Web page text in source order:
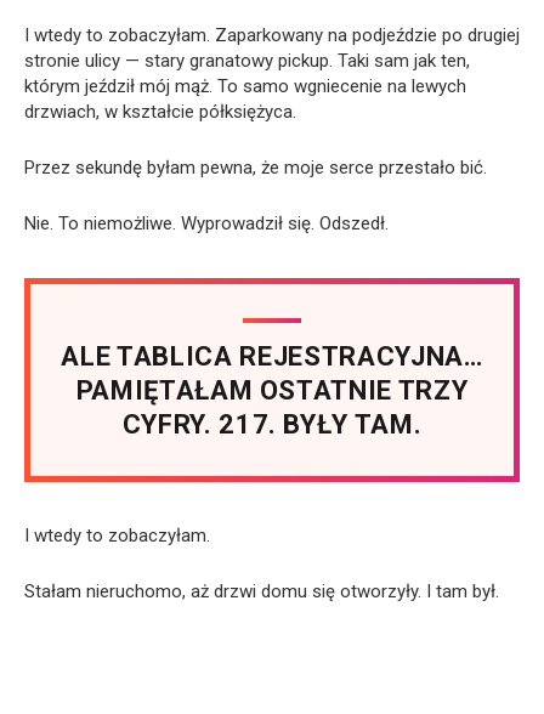
I wtedy to zobaczyłam. Zaparkowany na podjeździe po drugiej
stronie ulicy — stary granatowy pickup. Taki sam jak ten,
którym jeździł mój mąż. To samo wgniecenie na lewych
drzwiach, w kształcie półksiężyca.
Przez sekundę byłam pewna, że moje serce przestało bić.
Nie. To niemożliwe. Wyprowadził się. Odszedł.
ALE TABLICA REJESTRACYJNA…
PAMIĘTAŁAM OSTATNIE TRZY
CYFRY. 217. BYŁY TAM.
I wtedy to zobaczyłam.
Stałam nieruchomo, aż drzwi domu się otworzyły. I tam był.